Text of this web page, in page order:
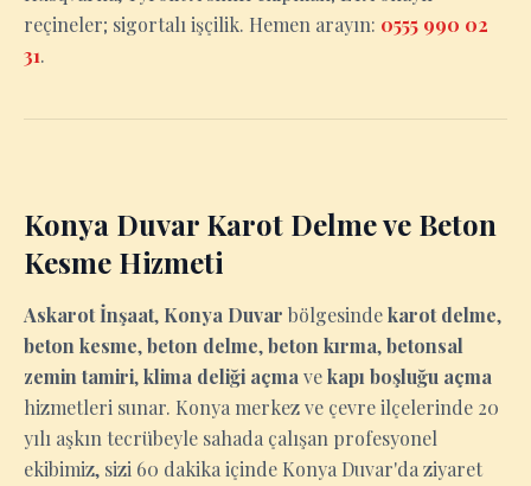
reçineler; sigortalı işçilik. Hemen arayın: 0555 990 02
31.
Konya Duvar Karot Delme ve Beton
Kesme Hizmeti
Askarot İnşaat, Konya Duvar bölgesindekarot delme,
beton kesme,beton delme,beton kırma,betonsal
zemin tamiri,klima deliği açma vekapı boşluğu açma
hizmetleri sunar. Konya merkez ve çevre ilçelerinde 20
yılı aşkın tecrübeyle sahada çalışan profesyonel
ekibimiz, sizi 60 dakika içinde Konya Duvar'da ziyaret